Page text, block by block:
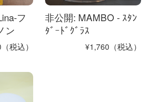
フ
ン
税込）
非公開: MAMBO - ｽﾀﾝ
ﾀﾞｰﾄﾞｸﾞﾗｽ
¥1,760（税込）